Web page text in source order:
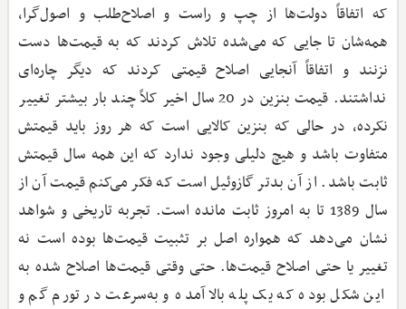
که اتفاقاً دولت‌ها از چپ و راست و اصلاح‌طلب و اصول‌گرا،
همه‌شان تا جایی که می‌شده تلاش کردند که به قیمت‌ها دست
نزنند و اتفاقاً آنجایی اصلاح قیمتی کردند که دیگر چاره‌ای
نداشتند. قیمت بنزین در 20 سال اخیر کلاً چند بار بیشتر تغییر
نکرده، در حالی ‌که بنزین کالایی است که هر روز باید قیمتش
متفاوت باشد و هیچ دلیلی وجود ندارد که این همه سال قیمتش
ثابت باشد. از آن بدتر گازوئیل است که فکر می‌کنم قیمت آن از
سال 1389 تا به امروز ثابت مانده است. تجربه تاریخی و شواهد
نشان می‌دهد که همواره اصل بر تثبیت قیمت‌ها بوده است نه
تغییر یا حتی اصلاح قیمت‌ها. حتی وقتی قیمت‌ها اصلاح شده به
این شکل بوده که یک پله بالا آمده و به‌سرعت در تورم گم و